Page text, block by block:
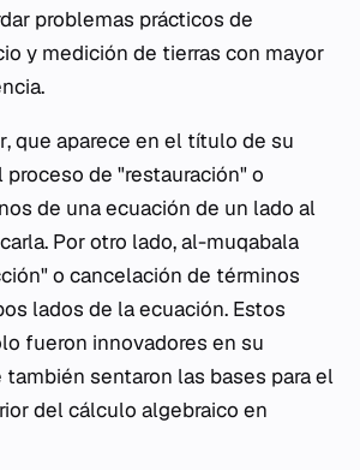
problemas prácticos de
y medición de tierras con mayor
, que aparece en el título de su
proceso de "restauración" o
de una ecuación de un lado al
Por otro lado,al-muqabala
o cancelación de términos
lados de la ecuación. Estos
fueron innovadores en su
sentaron las bases para el
del cálculo algebraico en